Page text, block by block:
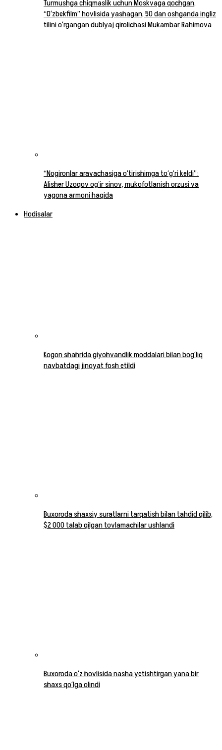
Turmushga chiqmaslik uchun Moskvaga qochgan,
“O‘zbekfilm” hovlisida yashagan, 50 dan oshganda ingliz
tilini o‘rgangan dublyaj qirolichasi Mukambar Rahimova
“Nogironlar aravachasiga o‘tirishimga to‘g‘ri keldi”:
Alisher Uzoqov og‘ir sinov, mukofotlanish orzusi va
yagona armoni haqida
Hodisalar
Kogon shahrida giyohvandlik moddalari bilan bog‘liq
navbatdagi jinoyat fosh etildi
Buxoroda shaxsiy suratlarni tarqatish bilan tahdid qilib,
$2 000 talab qilgan tovlamachilar ushlandi
Buxoroda o‘z hovlisida nasha yetishtirgan yana bir
shaxs qo‘lga olindi